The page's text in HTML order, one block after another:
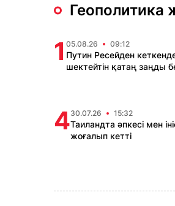
1 05.08.26 09:12
Путин Ресейден
шектейтін қатаң заңды
430.07.26 15:32
Таиландта әпкесі мен
жоғалып кетті